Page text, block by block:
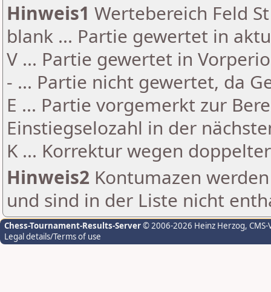
Hinweis1 Wertebereich Feld
blank ... Partie gewertet in
V ... Partie gewertet in
- ... Partie nicht gewertet, da
E ... Partie vorgemerkt zur
Einstiegselozahl in der
K ... Korrektur wegen
Hinweis2 Kontumazen
und sind in der Liste nicht
Chess-Tournament-Results-Server© 2006-2026 Heinz Herzog,
Legal details/Terms of use